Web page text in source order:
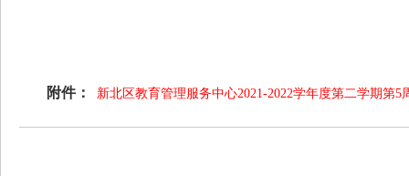
附件： 新北区教育管理服务中心2021-2022学年度第二学期第5